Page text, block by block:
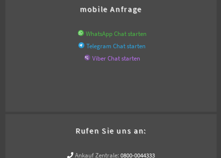
mobile Anfrage
WhatsApp Chat starten
Telegram Chat starten
Viber Chat starten
Rufen Sie uns an:
Ankauf Zentrale: 0800-0044333